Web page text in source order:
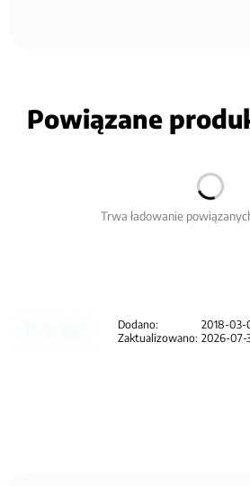
Powiązane
Trwa ładowanie
Dodano:
2018-03-
Zaktualizowano: 2026-07-